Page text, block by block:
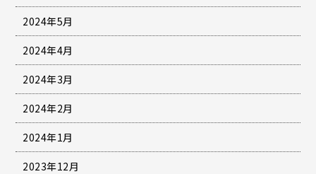
2024年5月
2024年4月
2024年3月
2024年2月
2024年1月
2023年12月